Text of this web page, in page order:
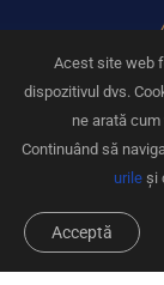
Consum mai eficient
Acest site web
dispozitivul dvs.
ne arată
Continuând să
urile și
Acceptă